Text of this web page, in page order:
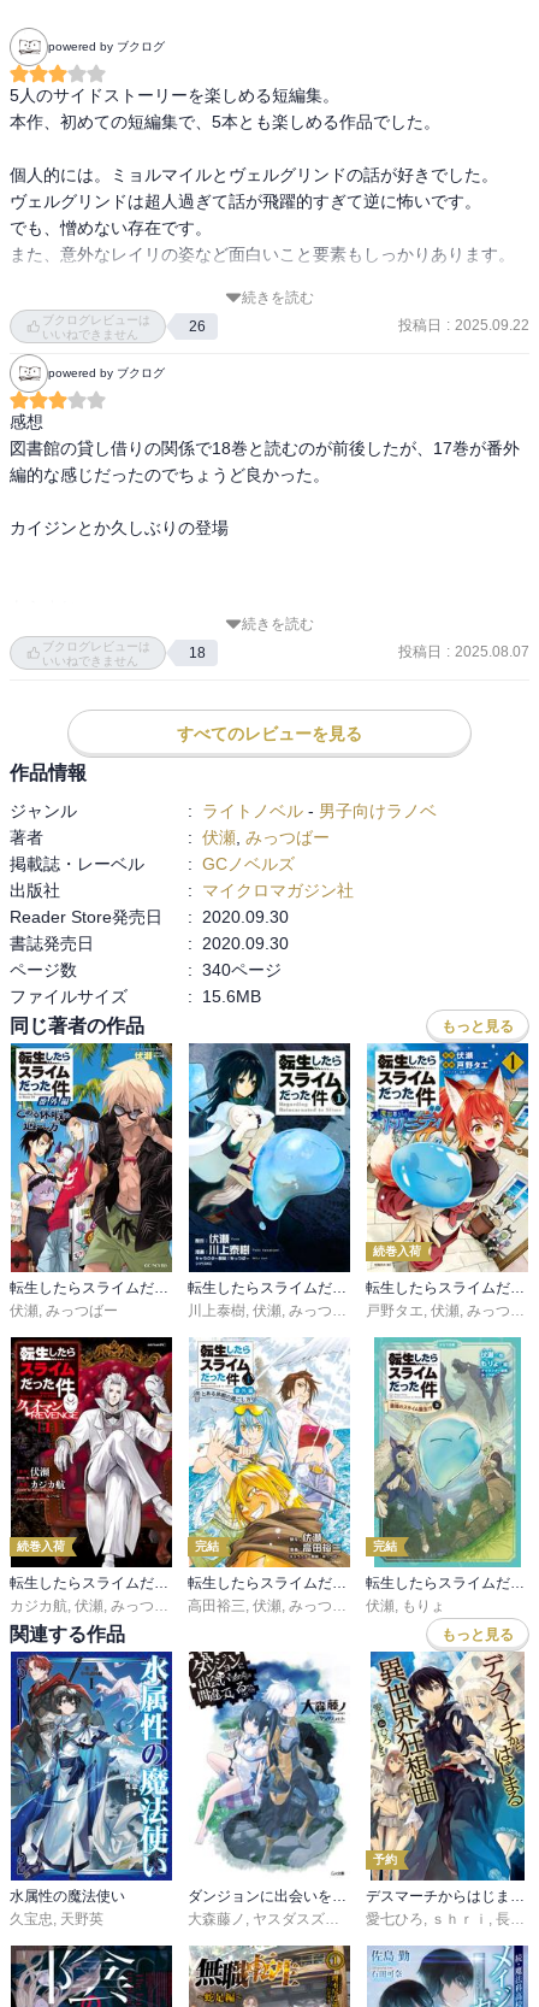
powered by ブクログ
5人のサイドストーリーを楽しめる短編集。
本作、初めての短編集で、5本とも楽しめる作品でした。
個人的には。ミョルマイルとヴェルグリンドの話が好きでした。
ヴェルグリンドは超人過ぎて話が飛躍的すぎて逆に怖いです。
でも、憎めない存在です。
また、意外なレイリの姿など面白いこと要素もしっかりあります。
話もかなり複雑化しているので、いい箸休め感はあります。
続きを読む
ブクログレビューは
いいねできません
26 投稿日 : 2025.09.22
powered by ブクログ
感想
図書館の貸し借りの関係で18巻と読むのが前後したが、17巻が番外
編的な感じだったのでちょうど良かった。
カイジンとか久しぶりの登場
ミョルマイルの商業圏を掌握する物語。
カリギュリオから見た新しい帝国の体制。
ベスターの日々。
続きを読む
ブクログレビューは
いいねできません
18 投稿日 : 2025.08.07
すべてのレビューを見る
作品情報
ジャンル : ライトノベル - 男子向けラノベ
著者
: 伏瀬 みっつばー
掲載誌・レーベル
: GCノベルズ
出版社
:
マイクロマガジン社
Reader Store発売日
:
2020.09.30
書誌発売日
:
2020.09.30
ページ数
: 340ページ
ファイルサイズ
: 15.6MB
同じ著者の作品 もっと見る
転生したらスライムだった件 番外編 ～とある休暇の過ごし方～
伏瀬, みっつばー
転生したらスライムだった件
川上泰樹, 伏瀬, みっつばー
続巻入荷
転生したらスライムだった件 異聞 ～魔国暮らしのトリニティ～
戸野タエ, 伏瀬, みっつばー
続巻入荷
カジカ航 伏瀬 みっつばー
完結
高田裕三 伏瀬 みっつばー
完結
伏瀬
もりょ
関連する作品 もっと見る
水属性の魔法使い
久宝忠, 天野英
ダンジョンに出会いを求めるのは間違っているだろうか
大森藤ノ , ヤスダスズヒト
予約
デスマーチからはじまる異世界狂想曲
愛七ひろ, ｓｈｒｉ , 長浜めぐみ